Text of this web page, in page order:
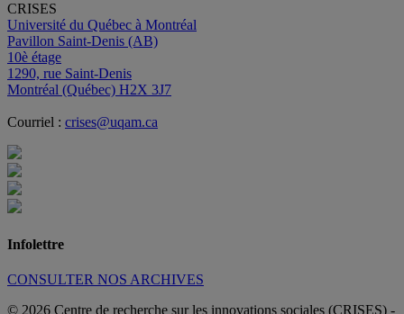
CRISES
Université du Québec à Montréal
Pavillon Saint-Denis (AB)
10è étage
1290, rue Saint-Denis
Montréal (Québec) H2X 3J7
Courriel : crises@uqam.ca
Infolettre
CONSULTER NOS ARCHIVES
© 2026 Centre de recherche sur les innovations sociales (CRISES) -